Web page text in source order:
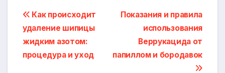
Навигация
по
записям
Показания и правила
использования
Веррукацида от
папиллом и бородавок
Как происходит
удаление шипицы
жидким азотом:
процедура и уход